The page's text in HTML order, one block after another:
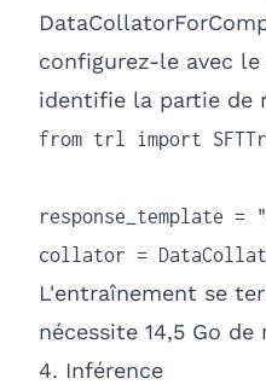
configurez-le avec
identifie la partie de
from trl import
response_template
collator =
L'entraînement se
nécessite 14,5 Go de
4. Inférence